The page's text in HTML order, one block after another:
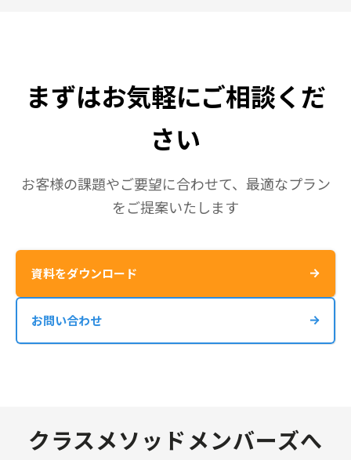
まずはお気軽にご相談くだ
さい
お客様の課題やご要望に合わせて、最適なプラン
をご提案いたします
資料をダウンロード
お問い合わせ
クラスメソッドメンバーズへ